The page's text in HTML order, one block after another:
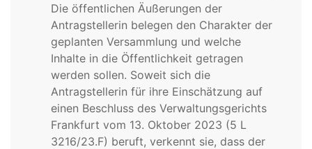
Die öffentlichen Äußerungen der
Antragstellerin belegen den Charakter der
geplanten Versammlung und welche
Inhalte in die Öffentlichkeit getragen
werden sollen. Soweit sich die
Antragstellerin für ihre Einschätzung auf
einen Beschluss des Verwaltungsgerichts
Frankfurt vom 13. Oktober 2023 (5 L
3216/23.F) beruft, verkennt sie, dass der